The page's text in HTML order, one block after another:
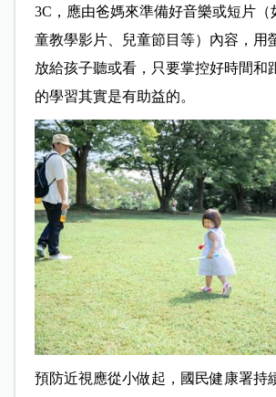
3C，應由爸媽來準備好音樂或短片（
童教學影片、兒童節目等）內容，用
放給孩子聽或看，只要掌控好時間和
的學習其實是有助益的。
預防近視應從小做起，國民健康署持